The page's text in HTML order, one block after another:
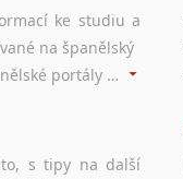
ke studiu a
na španělský
jazyk, španělsky mluvící země, španělské portály apod. Rubrika obsahuje zejména komplexní a maximálně kvalitní stránky využitelné ke studiu španělštiny.
s tipy na další